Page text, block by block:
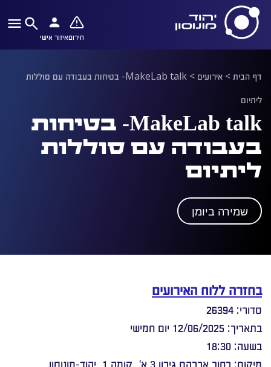
חירוםאיזור אישי
דף הבית> אירועים >
MakeLab talk- בטיחות בעבודה עם סוללות
ליתיום
MakeLab talk- בטיחות
בעבודה עם סוללות
ליתיום
שמירה ביומן
בחזרה ללוח האירועים
סדורי: 26394
בתאריך: 12/06/2025 יום חמישי
בשעה: 18:30
מיקום: רחוב אברהם גירון 3 א', קומה 1, יהוד-מונוסון